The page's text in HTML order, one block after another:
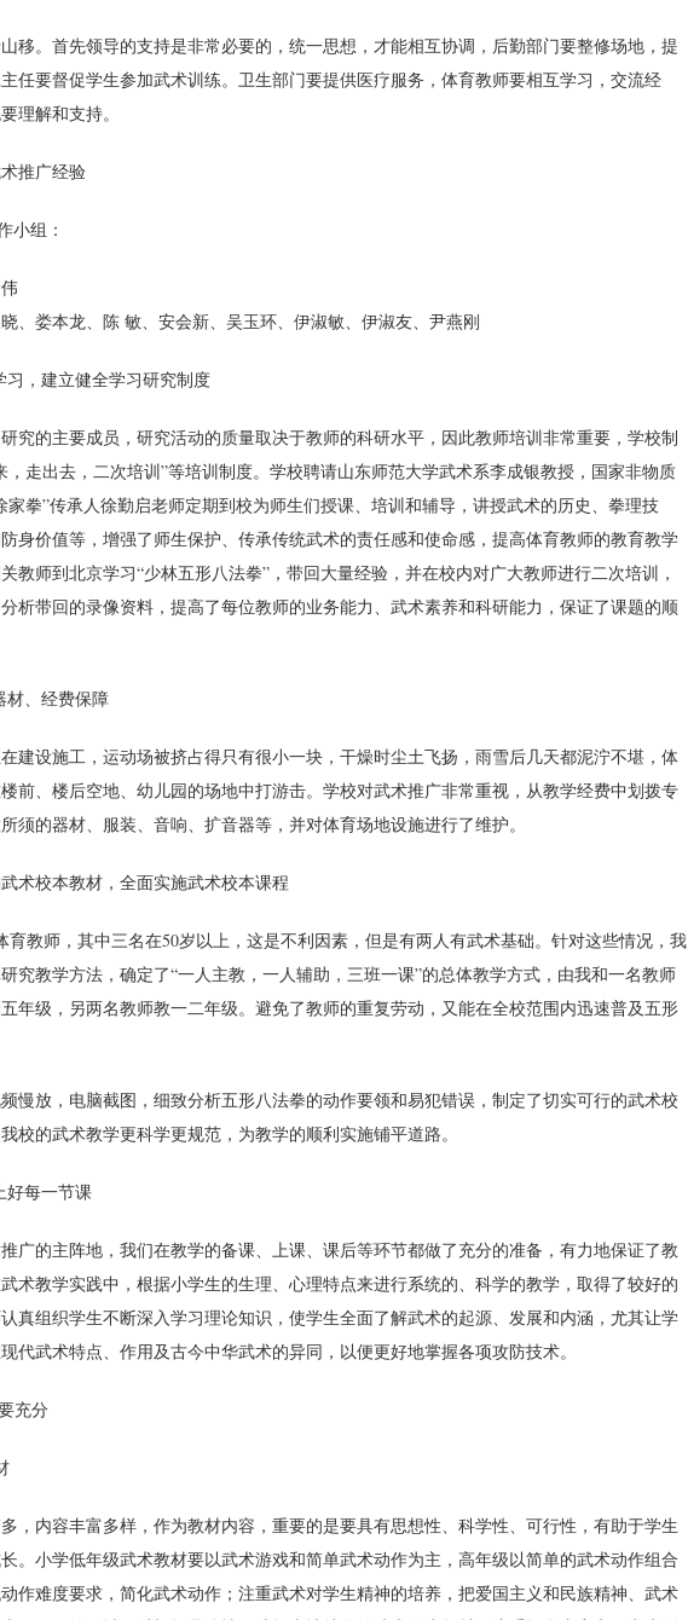
移。首先领导的支持是非常必要的，统一思想，才能相互协调，后勤部门要整修场地，提
任要督促学生参加武术训练。卫生部门要提供医疗服务，体育教师要相互学习，交流经
理解和支持。
推广经验
小组：
、娄本龙、陈 敏、安会新、吴玉环、伊淑敏、伊淑友、尹燕刚
习，建立健全学习研究制度
究的主要成员，研究活动的质量取决于教师的科研水平，因此教师培训非常重要，学校制
，走出去，二次培训”等培训制度。学校聘请山东师范大学武术系李成银教授，国家非物质
家拳”传承人徐勤启老师定期到校为师生们授课、培训和辅导，讲授武术的历史、拳理技
身价值等，增强了师生保护、传承传统武术的责任感和使命感，提高体育教师的教育教学
教师到北京学习“少林五形八法拳”，带回大量经验，并在校内对广大教师进行二次培训，
析带回的录像资料，提高了每位教师的业务能力、武术素养和科研能力，保证了课题的顺
材、经费保障
建设施工，运动场被挤占得只有很小一块，干燥时尘土飞扬，雨雪后几天都泥泞不堪，体
前、楼后空地、幼儿园的场地中打游击。学校对武术推广非常重视，从教学经费中划拨专
须的器材、服装、音响、扩音器等，并对体育场地设施进行了维护。
武术校本教材，全面实施武术校本课程
育教师，其中三名在50岁以上，这是不利因素，但是有两人有武术基础。针对这些情况，我
究教学方法，确定了“一人主教，一人辅助，三班一课”的总体教学方式，由我和一名教师
年级，另两名教师教一二年级。避免了教师的重复劳动，又能在全校范围内迅速普及五形
慢放，电脑截图，细致分析五形八法拳的动作要领和易犯错误，制定了切实可行的武术校
校的武术教学更科学更规范，为教学的顺利实施铺平道路。
好每一节课
广的主阵地，我们在教学的备课、上课、课后等环节都做了充分的准备，有力地保证了教
术教学实践中，根据小学生的生理、心理特点来进行系统的、科学的教学，取得了较好的
真组织学生不断深入学习理论知识，使学生全面了解武术的起源、发展和内涵，尤其让学
代武术特点、作用及古今中华武术的异同，以便更好地掌握各项攻防技术。
充分
，内容丰富多样，作为教材内容，重要的是要具有思想性、科学性、可行性，有助于学生
。小学低年级武术教材要以武术游戏和简单武术动作为主，高年级以简单的武术动作组合
作难度要求，简化武术动作；注重武术对学生精神的培养，把爱国主义和民族精神、武术